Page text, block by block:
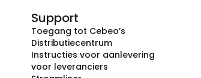
Support
Toegang tot Cebeo’s
Distributiecentrum
Instructies voor aanlevering
voor leveranciers